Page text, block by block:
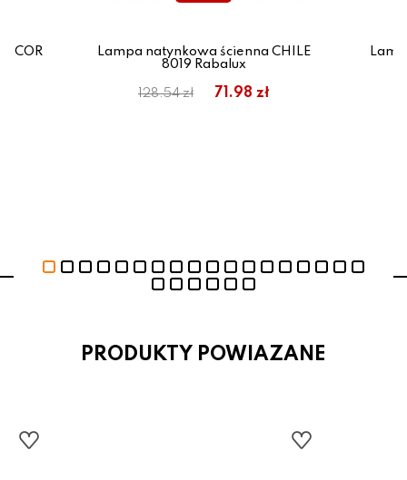
Lampa natynkowa ścienna CHILE
8019 Rabalux
128.54 zł 71.98 zł
PRODUKTY POWIAZANE